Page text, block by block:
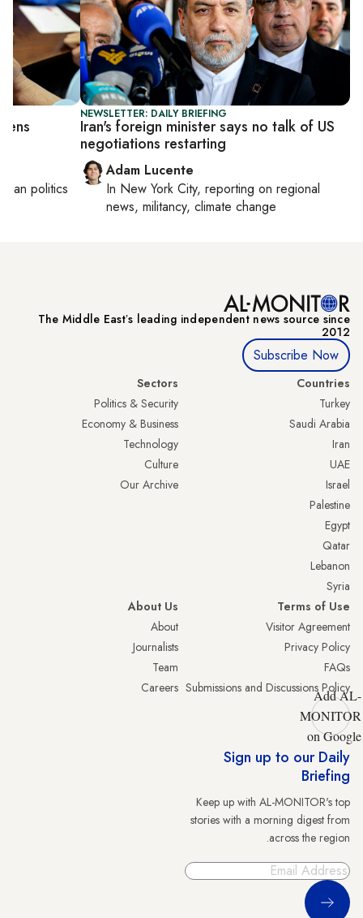
NEWSLETTER: DAILY BRIEFING
Iran's foreign minister says no talk of US
negotiations restarting
Adam Lucente
In New York City, reporting onregional
news, militancy, climate change
politics
The Middle Eastʼs leading independent news source since
2012
Subscribe Now
Countries
Turkey
Saudi Arabia
Iran
UAE
Israel
Palestine
Egypt
Qatar
Lebanon
Syria
Sectors
Politics & Security
Economy & Business
Technology
Culture
Our Archive
Terms of Use
Visitor Agreement
Privacy Policy
FAQs
Submissions and Discussions Policy
About Us
About
Journalists
Team
Careers
Add AL-
MONITOR
on Google
Sign up to our Daily
Briefing
Keep up with AL-MONITOR's top
stories with a morning digest from
across the region.
Sign Up